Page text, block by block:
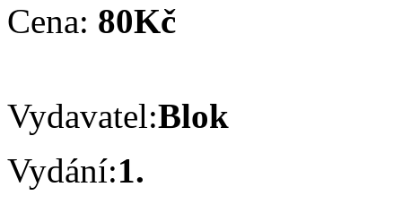
Cena: 80Kč
Vydavatel:Blok
Vydání:1.